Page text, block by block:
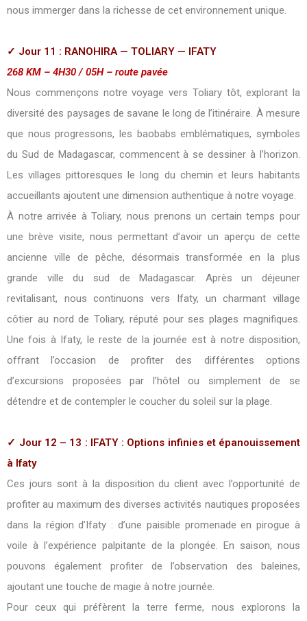
nous immerger dans la richesse de cet environnement unique.
✓ Jour 11 : RANOHIRA — TOLIARY — IFATY
268 KM – 4H30 / 05H – route pavée
Nous commençons notre voyage vers Toliary tôt, explorant la
diversité des paysages de savane le long de l’itinéraire. À mesure
que nous progressons, les baobabs emblématiques, symboles
du Sud de Madagascar, commencent à se dessiner à l’horizon.
Les villages pittoresques le long du chemin et leurs habitants
accueillants ajoutent une dimension authentique à notre voyage.
À notre arrivée à Toliary, nous prenons un certain temps pour
une brève visite, nous permettant d’avoir un aperçu de cette
ancienne ville de pêche, désormais transformée en la plus
grande ville du sud de Madagascar. Après un déjeuner
revitalisant, nous continuons vers Ifaty, un charmant village
côtier au nord de Toliary, réputé pour ses plages magnifiques.
Une fois à Ifaty, le reste de la journée est à notre disposition,
offrant l’occasion de profiter des différentes options
d’excursions proposées par l’hôtel ou simplement de se
détendre et de contempler le coucher du soleil sur la plage.
✓ Jour 12 – 13 : IFATY : Options infinies et épanouissement
à Ifaty
Ces jours sont à la disposition du client avec l’opportunité de
profiter au maximum des diverses activités nautiques proposées
dans la région d’Ifaty : d’une paisible promenade en pirogue à
voile à l’expérience palpitante de la plongée. En saison, nous
pouvons également profiter de l’observation des baleines,
ajoutant une touche de magie à notre journée.
Pour ceux qui préfèrent la terre ferme, nous explorons la